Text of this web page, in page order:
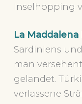
Inselhopping
La Maddalena
Sardiniens
man
gelandet.
verlassene